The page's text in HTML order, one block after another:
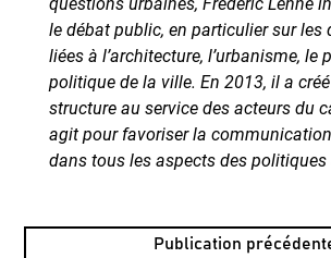
le débat public, en particulier sur les
liées à l’architecture, l’urbanisme, le
politique de la ville. En 2013, il a
structure au service des acteurs du
agit pour favoriser la
dans tous les aspects des politiques
Publication